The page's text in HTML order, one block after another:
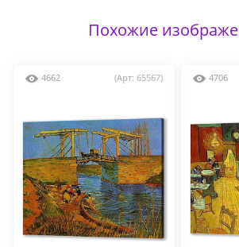
Похожие
4662 (Арт: 65567) 4706